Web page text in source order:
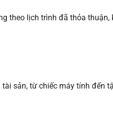
theo lịch trình đã thỏa
sản, từ chiếc máy tính đến